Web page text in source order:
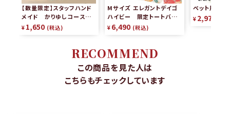
【数量限定】スタッフハンド
メイド かりゆしコースタ
ー（2枚組）
¥ 1,650 税込
Mサイズ エレガントデイゴ
ハイビー 限定トートバッグ
リバーシブル
¥ 6,490 税込
ペット用かり
¥ 2,970
RECOMMEND
この商品を見た人は
こちらもチェックしています